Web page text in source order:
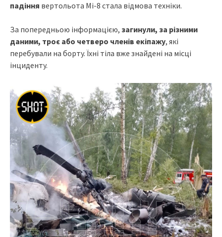
падіння вертольота Мі-8 стала відмова техніки.
За попередньою інформацією, загинули, за різними
даними, троє або четверо членів екіпажу, які
перебували на борту. Їхні тіла вже знайдені на місці
інциденту.